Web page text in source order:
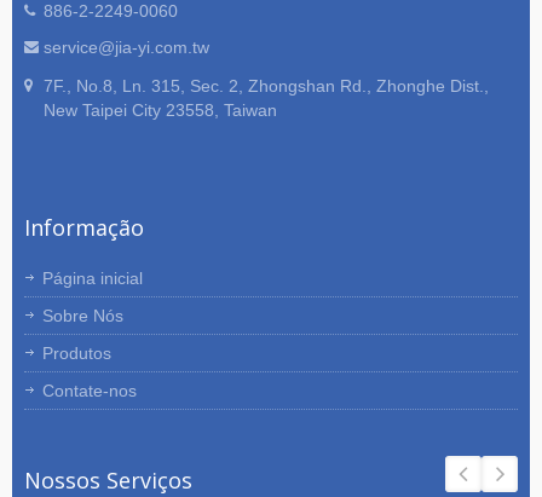
886-2-2249-0060
service@jia-yi.com.tw
7F., No.8, Ln. 315, Sec. 2, Zhongshan Rd., Zhonghe Dist.,
New Taipei City 23558, Taiwan
Informação
Página inicial
Sobre Nós
Produtos
Contate-nos
Nossos Serviços